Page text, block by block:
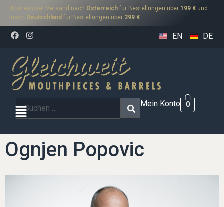
Kostenloser Versand nach Österreich für Bestellungen über 199 € und
nach Deutschland für Bestellungen über 299 €.
EN DE
Mein Konto 0
Ognjen Popovic